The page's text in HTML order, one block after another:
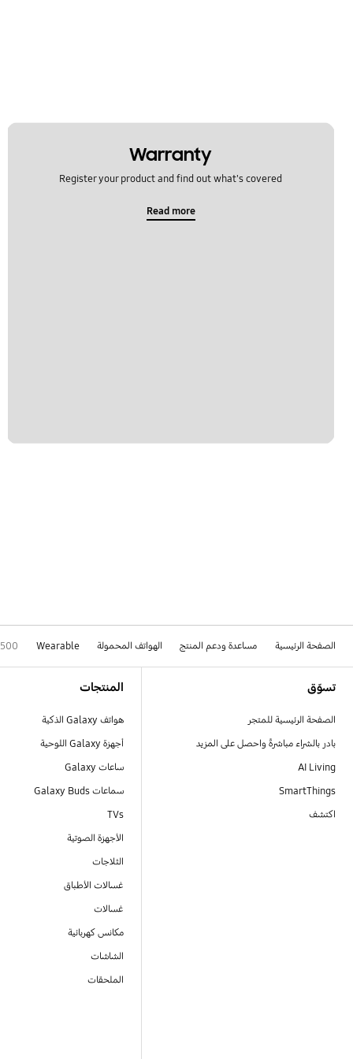
Warranty
Register your product and find out what's covered
Read more
الصفحة الرئيسية مساعدة ودعم المنتج الهواتف المحمولة Wearable
تسوّق
الصفحة الرئيسية للمتجر
بادر بالشراء مباشرةً واحصل على المزيد
AI Living
SmartThings
اكتشف
المنتجات
هواتف Galaxy الذكية
أجهزة Galaxy اللوحية
ساعات Galaxy
سماعات Galaxy Buds
TVs
الأجهزة الصوتية
الثلاجات
غسالات الأطباق
غسالات
مكانس كهربائية
الشاشات
الملحقات